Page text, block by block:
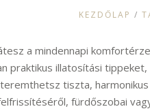
KEZDŐLAP /
a mindennapi
praktikus illatosítási
tiszta,
fürdőszobai